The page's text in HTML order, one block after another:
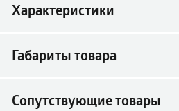
Характеристики
Габариты товара
Сопутствующие товары